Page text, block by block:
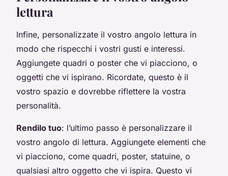
lettura
Infine, personalizzate il vostro angolo lettura in
modo che rispecchi i vostri gusti e interessi.
Aggiungete quadri o poster che vi piacciono, o
oggetti che vi ispirano. Ricordate, questo è il
vostro spazio e dovrebbe riflettere la vostra
personalità.
Rendilo tuo: l’ultimo passo è personalizzare il
vostro angolo di lettura. Aggiungete elementi che
vi piacciono, come quadri, poster, statuine, o
qualsiasi altro oggetto che vi ispira. Questo vi